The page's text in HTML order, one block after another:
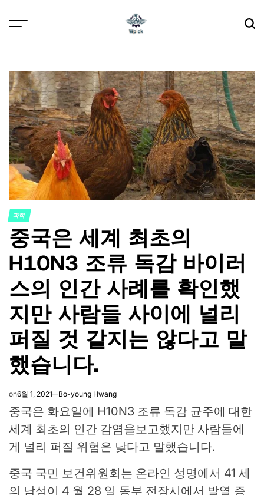
POSTED
IN
과학
중국은 세계 최초의
H10N3 조류 독감 바이러
스의 인간 사례를 확인했
지만 사람들 사이에 널리
퍼질 것 같지는 않다고 말
했습니다.
on6월 1, 2021 Bo-young Hwang
중국은 화요일에 H10N3 조류 독감 균주에 대한
세계 최초의 인간 감염을보고했지만 사람들에
게 널리 퍼질 위험은 낮다고 말했습니다.
중국 국민 보건위원회는 온라인 성명에서 41 세
의 남성이 4 월 28 일 동부 전장시에서 발열 증